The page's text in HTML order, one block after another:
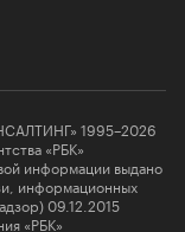
1995–2026
«РБК»
информации выдано
информационных
09.12.2015
«РБК»